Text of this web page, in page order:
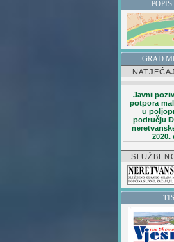
GRAD
Javni
potpora
u
području
2020.